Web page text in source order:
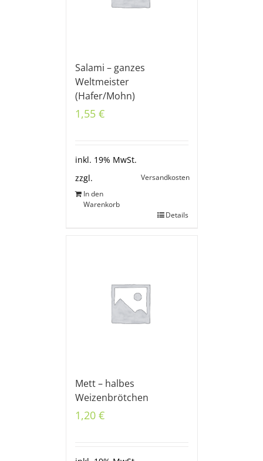
Salami – ganzes
Weltmeister
(Hafer/Mohn)
1,55 €
inkl. 19% MwSt.
zzgl.
Versandkosten
In den
Warenkorb
Details
Mett – halbes
Weizenbrötchen
1,20 €